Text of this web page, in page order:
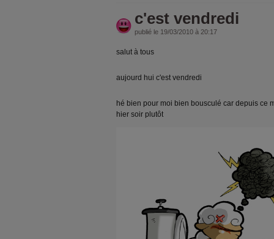
c'est vendredi
publié le 19/03/2010 à 20:17
salut à tous
aujourd hui c'est vendredi
hé bien pour moi bien bousculé car depuis ce
hier soir plutôt